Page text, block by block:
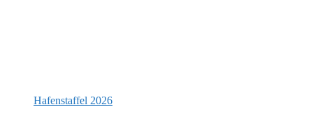
Hafenstaffel 2026